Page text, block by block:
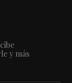
y más